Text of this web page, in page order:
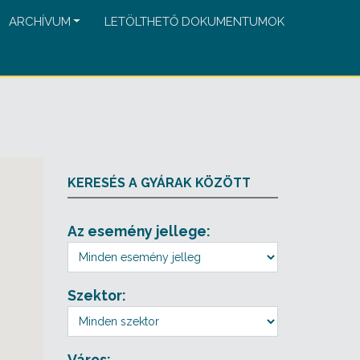
ARCHÍVUM LETÖLTHETŐ DOKUMENTUMOK
KERESÉS A GYÁRAK KÖZÖTT
Az esemény jellege:
Szektor: